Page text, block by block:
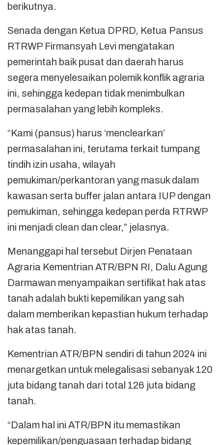
berikutnya.
Senada dengan Ketua DPRD, Ketua Pansus
RTRWP Firmansyah Levi mengatakan
pemerintah baik pusat dan daerah harus
segera menyelesaikan polemik konflik agraria
ini, sehingga kedepan tidak menimbulkan
permasalahan yang lebih kompleks.
“Kami (pansus) harus ‘menclearkan’
permasalahan ini, terutama terkait tumpang
tindih izin usaha, wilayah
pemukiman/perkantoran yang masuk dalam
kawasan serta buffer jalan antara IUP dengan
pemukiman, sehingga kedepan perda RTRWP
ini menjadi clean dan clear,” jelasnya.
Menanggapi hal tersebut Dirjen Penataan
Agraria Kementrian ATR/BPN RI, Dalu Agung
Darmawan menyampaikan sertifikat hak atas
tanah adalah bukti kepemilikan yang sah
dalam memberikan kepastian hukum terhadap
hak atas tanah.
Kementrian ATR/BPN sendiri di tahun 2024 ini
menargetkan untuk melegalisasi sebanyak 120
juta bidang tanah dari total 126 juta bidang
tanah.
“Dalam hal ini ATR/BPN itu memastikan
kepemilikan/penguasaan terhadap bidang